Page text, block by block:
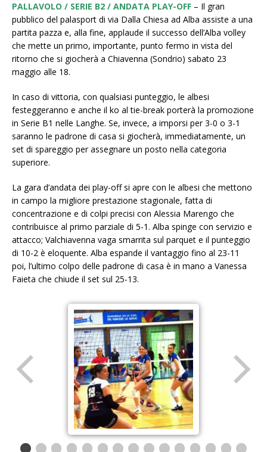
PALLAVOLO / SERIE B2 / ANDATA PLAY-OFF – Il gran
pubblico del palasport di via Dalla Chiesa ad Alba assiste a una
partita pazza e, alla fine, applaude il successo dell’Alba volley
che mette un primo, importante, punto fermo in vista del
ritorno che si giocherà a Chiavenna (Sondrio) sabato 23
maggio alle 18.
In caso di vittoria, con qualsiasi punteggio, le albesi
festeggeranno e anche il ko al tie-break porterà la promozione
in Serie B1 nelle Langhe. Se, invece, a imporsi per 3-0 o 3-1
saranno le padrone di casa si giocherà, immediatamente, un
set di spareggio per assegnare un posto nella categoria
superiore.
La gara d’andata dei play-off si apre con le albesi che mettono
in campo la migliore prestazione stagionale, fatta di
concentrazione e di colpi precisi con Alessia Marengo che
contribuisce al primo parziale di 5-1. Alba spinge con servizio e
attacco; Valchiavenna vaga smarrita sul parquet e il punteggio
di 10-2 è eloquente. Alba espande il vantaggio fino al 23-11
poi, l’ultimo colpo delle padrone di casa è in mano a Vanessa
Faieta che chiude il set sul 25-13.